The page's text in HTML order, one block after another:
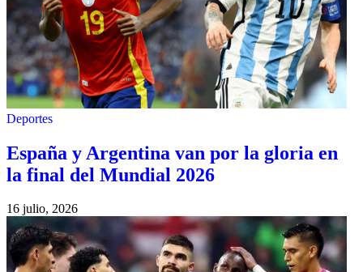
Deportes
España y Argentina van por la gloria en
la final del Mundial 2026
16 julio, 2026